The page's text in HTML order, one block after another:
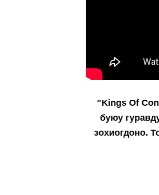
"Kings Of
буюу
зохиогдоно.